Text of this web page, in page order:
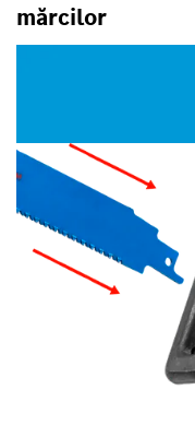
mărcilor